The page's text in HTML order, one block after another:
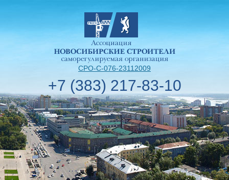
СРО-С-076-23112009
+7 (383) 217-83-10